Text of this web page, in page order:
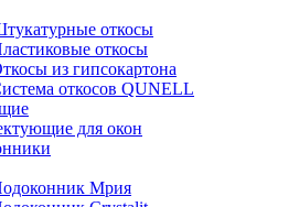
откосы
откосы
из гипсокартона
откосов QUNELL
для окон
Мрия